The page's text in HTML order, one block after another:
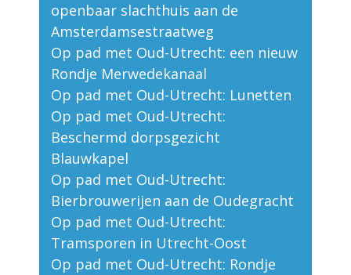
openbaar slachthuis aan de
Amsterdamsestraatweg
Op pad met Oud-Utrecht: een nieuw
Rondje Merwedekanaal
Op pad met Oud-Utrecht: Lunetten
Op pad met Oud-Utrecht:
Beschermd dorpsgezicht
Blauwkapel
Op pad met Oud-Utrecht:
Bierbrouwerijen aan de Oudegracht
Op pad met Oud-Utrecht:
Tramsporen in Utrecht-Oost
Op pad met Oud-Utrecht: Rondje